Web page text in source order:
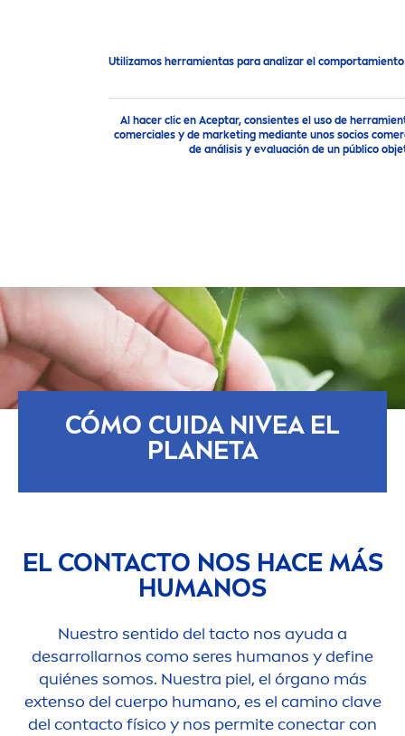
Utilizamos herramientas para analizar el
Al hacer clic en Aceptar, consientes el uso de
comerciales y de marketing mediante unos socios
de análisis y evaluación de un público
NIVEA
CÓMO CUIDA NIVEAEL
PLANETA
EL CONTACTO NOS HACE MÁS
HUMANOS
Nuestro sentido del tacto nos ayuda a
desarrollarnos como seres humanos y define
quiénes somos. Nuestra piel, el órgano más
extenso del cuerpo humano, es el camino clave
del contacto físico y nos permite conectar con